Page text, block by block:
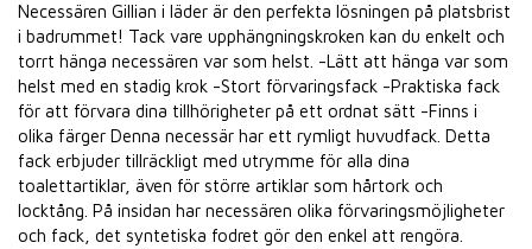
Necessären Gillian i läder är den perfekta lösningen på platsbrist
i badrummet! Tack vare upphängningskroken kan du enkelt och
torrt hänga necessären var som helst. -Lätt att hänga var som
helst med en stadig krok -Stort förvaringsfack -Praktiska fack
för att förvara dina tillhörigheter på ett ordnat sätt -Finns i
olika färger Denna necessär har ett rymligt huvudfack. Detta
fack erbjuder tillräckligt med utrymme för alla dina
toalettartiklar, även för större artiklar som hårtork och
locktång. På insidan har necessären olika förvaringsmöjligheter
och fack, det syntetiska fodret gör den enkel att rengöra.